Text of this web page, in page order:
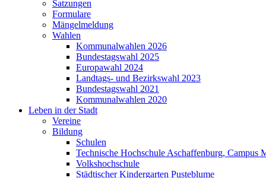
Satzungen
Formulare
Mängelmeldung
Wahlen
Kommunalwahlen 2026
Bundestagswahl 2025
Europawahl 2024
Landtags- und Bezirkswahl 2023
Bundestagswahl 2021
Kommunalwahlen 2020
Leben in der Stadt
Vereine
Bildung
Schulen
Technische Hochschule Aschaffenburg, Campus
Volkshochschule
Städtischer Kindergarten Pusteblume